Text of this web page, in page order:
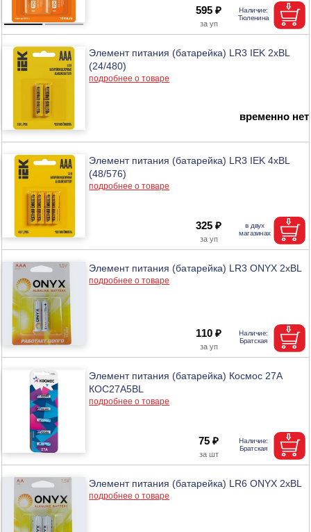
595 ₽
Элемент питания (батарейка) LR3 IEK 2хBL
(24/480)
подробнее о товаре
временно нет
Элемент питания (батарейка) LR3 IEK 4хBL
(48/576)
подробнее о товаре
325 ₽
Элемент питания (батарейка) LR3 ONYX 2xBL
подробнее о товаре
110 ₽
Элемент питания (батарейка) Космос 27А
КОС27А5BL
подробнее о товаре
75 ₽
Элемент питания (батарейка) LR6 ONYX 2xBL
подробнее о товаре